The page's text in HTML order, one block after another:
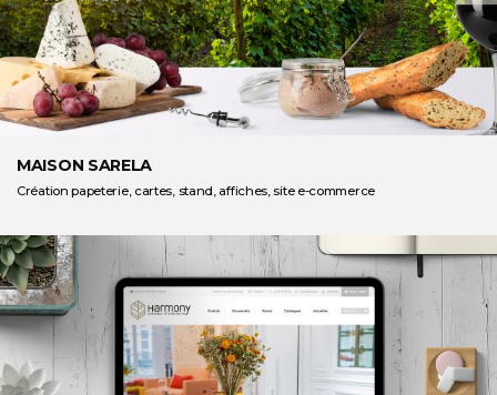
MAISON SARELA
Création papeterie, cartes, stand, affiches, site e-commerce